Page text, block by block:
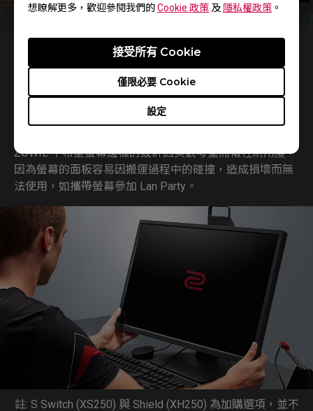
想瞭解更多，歡迎參閱我們的Cookie 政策 及 隱私權政策 。
設定
僅限必要 Cookie
接受所有 Cookie
重視耐用大於美觀
ZOWIE 不希望螢幕邊框的設計因美觀考量而犧牲耐用度，
因為螢幕的面板容易因搬運過程中的碰撞，造成損壞而無
法使用，如攜帶螢幕參加 Lan Party。
註: S Switch (XS250) 與 Shield (XH250) 為加購選項，並不